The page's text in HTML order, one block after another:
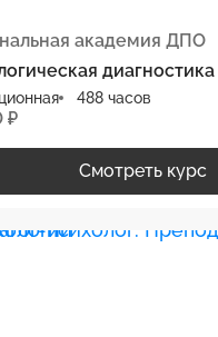
академия ДПО
488 часов
₽
Смотреть курс